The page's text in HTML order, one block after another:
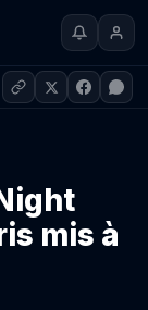
mis à